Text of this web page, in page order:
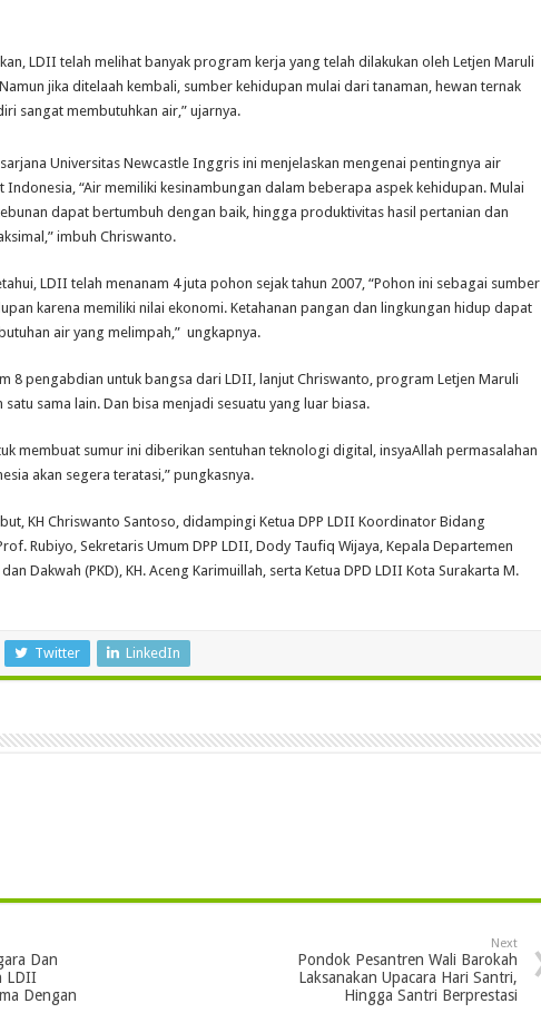
LDII telah melihat banyak program kerja yang telah dilakukan oleh Letjen Maruli
jika ditelaah kembali, sumber kehidupan mulai dari tanaman, hewan ternak
sangat membutuhkan air,” ujarnya.
Universitas Newcastle Inggris ini menjelaskan mengenai pentingnya air
Indonesia, “Air memiliki kesinambungan dalam beberapa aspek kehidupan. Mulai
dapat bertumbuh dengan baik, hingga produktivitas hasil pertanian dan
imbuh Chriswanto.
LDII telah menanam 4 juta pohon sejak tahun 2007, “Pohon ini sebagai sumber
karena memiliki nilai ekonomi. Ketahanan pangan dan lingkungan hidup dapat
air yang melimpah,” ungkapnya.
8 pengabdian untuk bangsa dari LDII, lanjut Chriswanto, program Letjen Maruli
satu sama lain. Dan bisa menjadi sesuatu yang luar biasa.
membuat sumur ini diberikan sentuhan teknologi digital, insyaAllah permasalahan
akan segera teratasi,” pungkasnya.
KH Chriswanto Santoso, didampingi Ketua DPP LDII Koordinator Bidang
Rubiyo, Sekretaris Umum DPP LDII, Dody Taufiq Wijaya, Kepala Departemen
Dakwah (PKD), KH. Aceng Karimuillah, serta Ketua DPD LDII Kota Surakarta M.
Twitter LinkedIn
Dan
LDII
Dengan
Next
Pondok Pesantren Wali Barokah
Laksanakan Upacara Hari Santri,
Hingga Santri Berprestasi